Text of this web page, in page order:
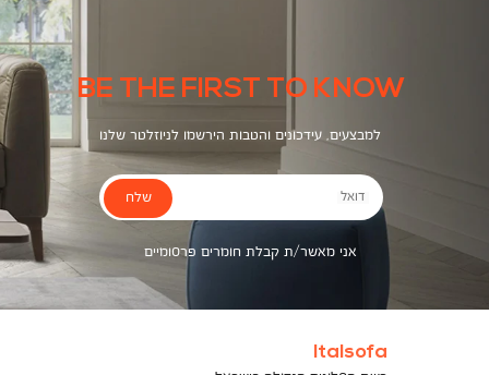
BE THE FIRST TO KNOW
למבצעים, עידכונים והטבות הירשמו לניוזלטר שלנו
דואל
אני מאשר/ת קבלת חומרים פרסומיים
שלח
Italsofa